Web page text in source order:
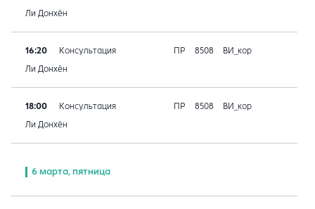
Ли Донхён
16:20 Консультация ПР 8508 ВИ_кор
Ли Донхён
18:00 Консультация ПР 8508 ВИ_кор
Ли Донхён
6 марта, пятница